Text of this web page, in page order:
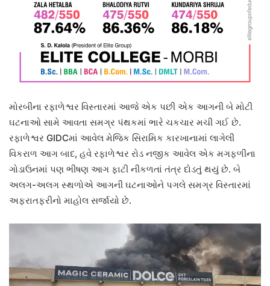
મોરબીના રફાળેશ્વર વિસ્તારમાં આજે એક પછી એક આગની બે મોટી
ઘટનાઓ સામે આવતા સમગ્ર પંથકમાં ભારે ચકચાર મચી ગઈ છે.
રફાળેશ્વર GIDCમાં આવેલ મેજિક સિરામિક કારખાનામાં લાગેલી
વિકરાળ આગ બાદ, હવે રફાળેશ્વર રોડ નજીક આવેલ એક મગફળીના
ગોડાઉનમાં પણ ભીષણ આગ ફાટી નીકળતાં તંત્ર દોડતું થયું છે. બે
અલગ-અલગ સ્થળોએ આગની ઘટનાઓને પગલે સમગ્ર વિસ્તારમાં
અફરાતફરીનો માહોલ સર્જાયો છે.